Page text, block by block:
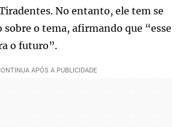
No entanto, ele tem se
o tema, afirmando que “esse
o futuro”.